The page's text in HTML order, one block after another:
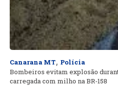
Canarana MT, Polícia
Bombeiros evitam explosão
carregada com milho na BR-158